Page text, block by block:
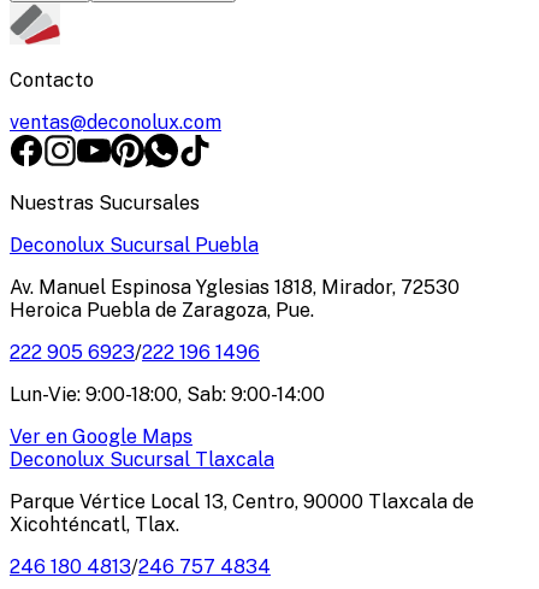
Contacto
ventas@deconolux.com
Nuestras Sucursales
Deconolux Sucursal Puebla
Av. Manuel Espinosa Yglesias 1818, Mirador, 72530
Heroica Puebla de Zaragoza, Pue.
222 905 6923/222 196 1496
Lun-Vie: 9:00-18:00, Sab: 9:00-14:00
Ver en Google Maps
Deconolux Sucursal Tlaxcala
Parque Vértice Local 13, Centro, 90000 Tlaxcala de
Xicohténcatl, Tlax.
246 180 4813/246 757 4834